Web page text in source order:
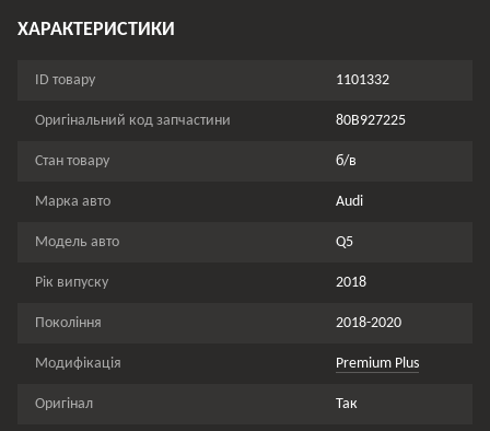
ХАРАКТЕРИСТИКИ
ID товару 1101332
Оригінальний код запчастини 80B927225
Стан товару б/в
Марка авто Audi
Модель авто Q5
Рік випуску 2018
Покоління 2018-2020
Модифікація Premium Plus
Оригінал Так